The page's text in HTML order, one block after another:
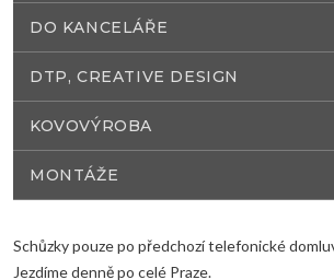
DO KANCELÁŘE
DTP, CREATIVE DESIGN
KOVOVÝROBA
MONTÁŽE
Schůzky pouze po předchozí telefonické
Jezdíme denně po celé Praze.